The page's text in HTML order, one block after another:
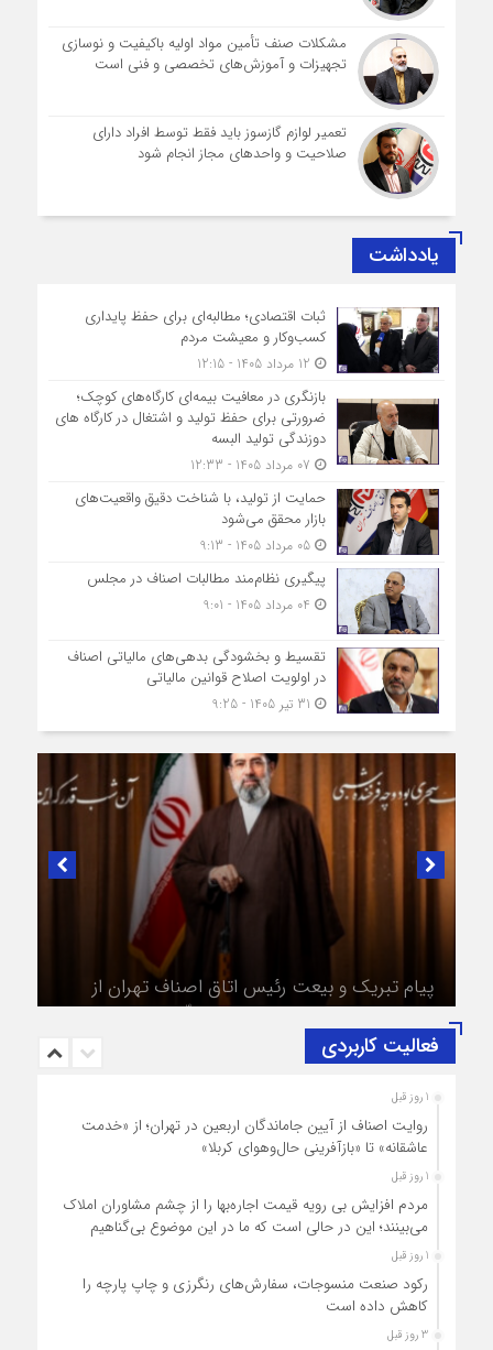
مشکلات صنف تأمین مواد اولیه باکیفیت و نوسازی
تجهیزات و آموزش‌های تخصصی و فنی است
تعمیر لوازم گازسوز باید فقط توسط افراد دارای
صلاحیت و واحدهای مجاز انجام شود
یادداشت
ثبات اقتصادی؛ مطالبه‌ای برای حفظ پایداری
کسب‌وکار و معیشت مردم
بازنگری در معافیت بیمه‌ای کارگاه‌های کوچک؛
ضرورتی برای حفظ تولید و اشتغال در کارگاه های
دوزندگی تولید البسه
حمایت از تولید، با شناخت دقیق واقعیت‌های
بازار محقق می‌شود
05 مرداد 1405 - 9:13
پیگیری نظام‌مند مطالبات اصناف در مجلس
تقسیط و بخشودگی بدهی‌های مالیاتی اصناف
در اولویت اصلاح قوانین مالیاتی
در لبیک به تصمیم سرنوشت‌ساز مجلس خبرگان رهبری؛
پیام تبریک و بیعت رئیس اتاق اصناف تهران از
طرف اصناف و بازاریان با مقام معظّم رهبری،
حضرت آیت‌الله سید مجتبی خامنه‌ای (حفظه‌الله)
فعالیت کاربردی
1 روز قبل
روایت اصناف از آیین جاماندگان اربعین در تهران؛ از «خدمت
عاشقانه» تا «بازآفرینی حال‌وهوای کربلا»
1 روز قبل
مردم افزایش بی رویه قیمت اجاره‌بها را از چشم مشاوران املاک
می‌بینند؛ این در حالی است که ما در این موضوع بی‌گناهیم
1 روز قبل
رکود صنعت منسوجات، سفارش‌های رنگرزی و چاپ پارچه را
کاهش داده است
3 روز قبل